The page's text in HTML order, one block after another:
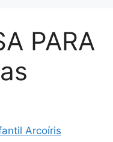
PARA
Arcoíris